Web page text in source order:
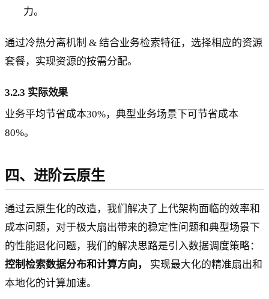
力。
通过冷热分离机制 & 结合业务检索特征，选择相应的资源
套餐，实现资源的按需分配。
3.2.3 实际效果
业务平均节省成本30%，典型业务场景下可节省成本
80%。
四、进阶云原生
通过云原生化的改造，我们解决了上代架构面临的效率和
成本问题，对于极大扇出带来的稳定性问题和典型场景下
的性能退化问题，我们的解决思路是引入数据调度策略：
控制检索数据分布和计算方向，
实现最大化的精准扇出和
本地化的计算加速。